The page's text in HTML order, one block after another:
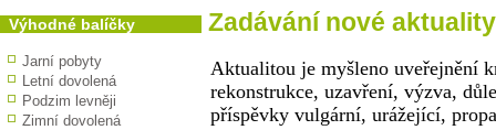
Výhodné balíčky
Jarní pobyty
Letní dovolená
Podzim levněji
Zimní dovolená
Zadávání nové
Aktualitou je myšleno uveřejnění
rekonstrukce, uzavření, výzva,
příspěvky vulgární, urážející,